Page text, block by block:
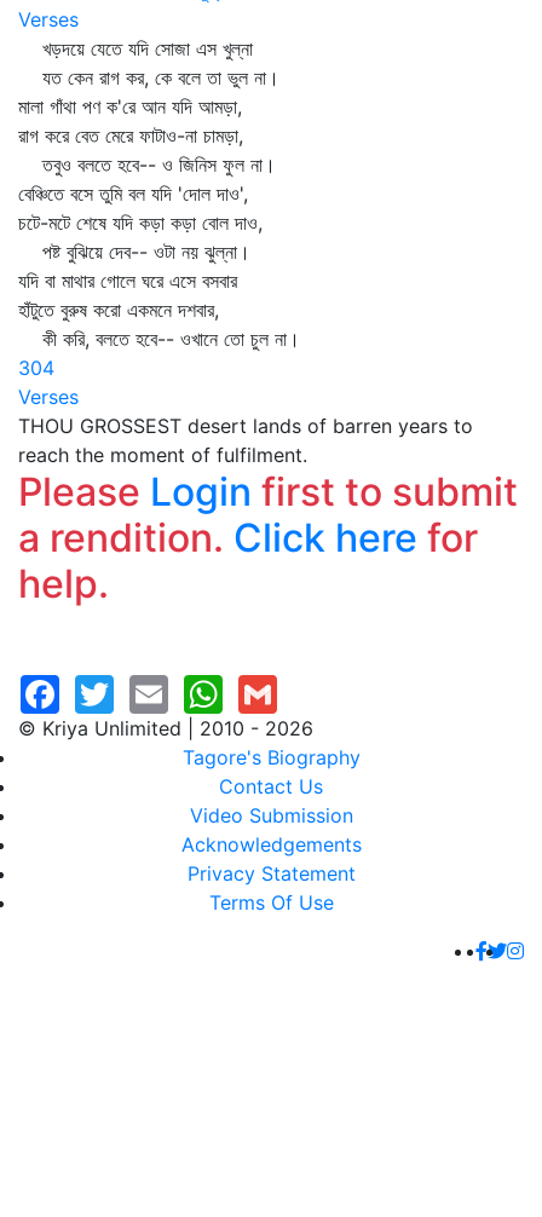
Verses
খড়দয়ে যেতে যদি সোজা এস খুল্‌না
যত কেন রাগ কর, কে বলে তা ভুল না।
মালা গাঁথা পণ ক'রে আন যদি আমড়া,
রাগ করে বেত মেরে ফাটাও-না চামড়া,
তবুও বলতে হবে-- ও জিনিস ফুল না।
বেঞ্চিতে বসে তুমি বল যদি 'দোল দাও',
চটে-মটে শেষে যদি কড়া কড়া বোল দাও,
পষ্ট বুঝিয়ে দেব-- ওটা নয় ঝুল্‌না।
যদি বা মাথার গোলে ঘরে এসে বসবার
হাঁটুতে বুরুষ করো একমনে দশবার,
কী করি, বলতে হবে-- ওখানে তো চুল না।
304
Verses
THOU GROSSEST desert lands of barren years to
reach the moment of fulfilment.
Please Login first to submit
a rendition. Click here for
help.
© Kriya Unlimited | 2010 - 2026
Tagore's Biography
Contact Us
Video Submission
Acknowledgements
Privacy Statement
Terms Of Use